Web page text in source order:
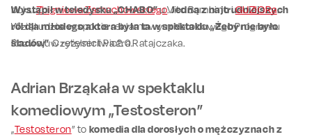
bokuZbigniewa Zamachowskiego.Jedną z najtrudniejszych
ról dla młodego aktora była ta w spektaklu „Żeby nie było
śladów”w reżyserii Piotra Ratajczaka.
Wystąpił w teledysku „CHABO”u Vito Bambino iGUZIORa.
Wziął udział w spocie reklamowym Narodowego Programu
Rozwoju Czytelnictwa 2.0.
Adrian Brząkała w spektaklu
komediowym „Testosteron”
„Testosteron” to komedia dla dorosłych o mężczyznach z